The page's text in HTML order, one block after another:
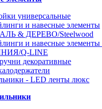
универсальные
и навесные элементы
& ДЕРЕВО/Steelwood
и навесные элементы
Q-LINE
декоративные